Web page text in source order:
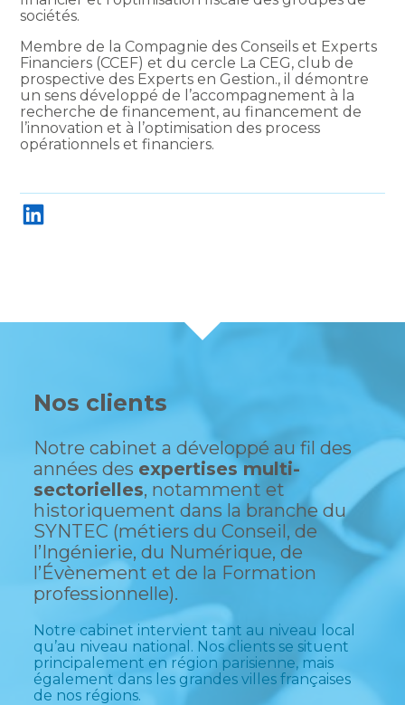
sociétés.
Membre de la Compagnie des Conseils et Experts
Financiers (CCEF) et du cercle La CEG, club de
prospective des Experts en Gestion., il démontre
un sens développé de l’accompagnement à la
recherche de financement, au financement de
l’innovation et à l’optimisation des process
opérationnels et financiers.
LinkedIn
Nos clients
Notre cabinet a développé au fil des
années des expertises multi-
sectorielles, notamment et
historiquement dans la branche du
SYNTEC (métiers du Conseil, de
l’Ingénierie, du Numérique, de
l’Évènement et de la Formation
professionnelle).
Notre cabinet intervient tant au niveau local
qu’au niveau national. Nos clients se situent
principalement en région parisienne, mais
également dans les grandes villes françaises
de nos régions.